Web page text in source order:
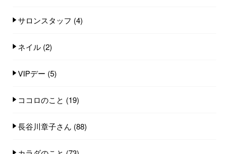
サロンスタッフ (4)
ネイル (2)
VIPデー (5)
ココロのこと (19)
長谷川章子さん (88)